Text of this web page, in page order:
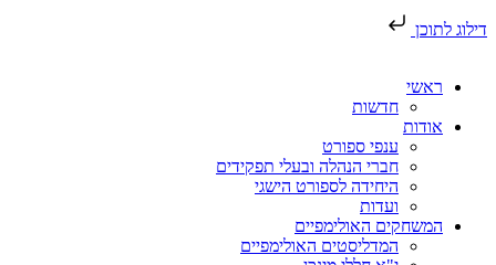
דילוג לתוכן
ראשי
חדשות
אודות
ענפי ספורט
חברי הנהלה ובעלי תפקידים
היחידה לספורט הישגי
ועדות
המשחקים האולימפיים
המדליסטים האולימפיים